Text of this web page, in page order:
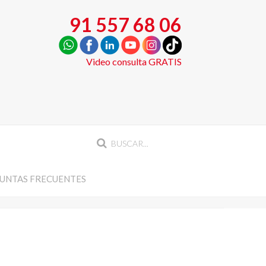
91 557 68 06
Video consulta GRATIS
FRECUENTES